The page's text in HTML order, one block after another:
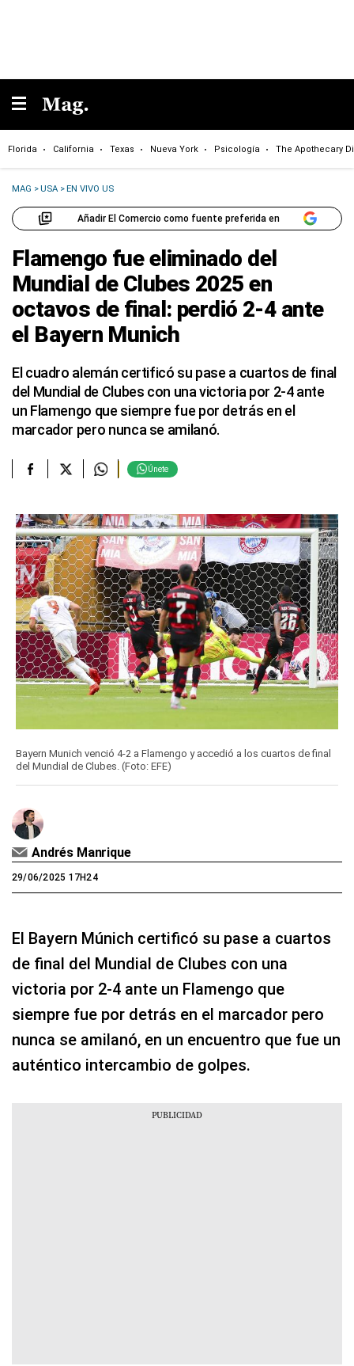
Florida California Texas Nueva York Psicología The Apothecary
MAG >USA >EN VIVO US
Añadir El Comercio como fuente preferida en
Flamengo fue eliminado del
Mundial de Clubes 2025 en
octavos de final: perdió 2-4 ante
el Bayern Munich
El cuadro alemán certificó su pase a cuartos de final
del Mundial de Clubes con una victoria por 2-4 ante
un Flamengo que siempre fue por detrás en el
marcador pero nunca se amilanó.
Únete
Bayern Munich venció 4-2 a Flamengo y accedió a los cuartos de final
del Mundial de Clubes. (Foto: EFE)
Andrés Manrique
29/06/2025 17H24
El Bayern Múnich certificó su pase a cuartos
de final del Mundial de Clubes con una
victoria por 2-4 ante un Flamengo que
siempre fue por detrás en el marcador pero
nunca se amilanó, en un encuentro que fue un
auténtico intercambio de golpes.